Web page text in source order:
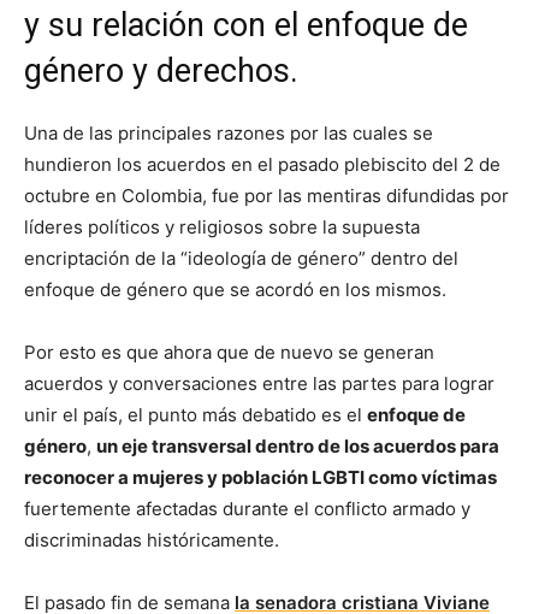
y su relación con el enfoque de
género y derechos.
Una de las principales razones por las cuales se
hundieron los acuerdos en el pasado plebiscito del 2 de
octubre en Colombia, fue por las mentiras difundidas por
líderes políticos y religiosos sobre la supuesta
encriptación de la “ideología de género” dentro del
enfoque de género que se acordó en los mismos.
Por esto es que ahora que de nuevo se generan
acuerdos y conversaciones entre las partes para lograr
unir el país, el punto más debatido es el enfoque de
género, un eje transversal dentro de los acuerdos para
reconocer a mujeres y población LGBTI como víctimas
fuertemente afectadas durante el conflicto armado y
discriminadas históricamente.
El pasado fin de semana la senadora cristiana Viviane